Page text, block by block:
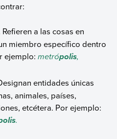
Refieren a las cosas en
miembro específico dentro
ejemplo:metrópolis,
entidades únicas
animales, países,
etcétera. Por ejemplo:
.